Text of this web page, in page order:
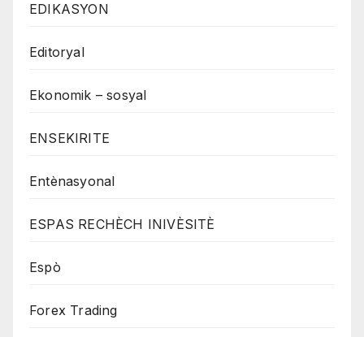
EDIKASYON
Editoryal
Ekonomik – sosyal
ENSEKIRITE
Entènasyonal
ESPAS RECHÈCH INIVÈSITÈ
Espò
Forex Trading